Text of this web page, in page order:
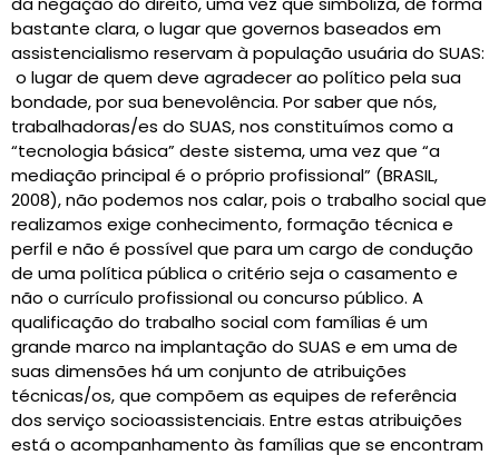
bastante clara, o lugar que governos baseados em
assistencialismo reservam à população usuária do SUAS:
o lugar de quem deve agradecer ao político pela sua
bondade, por sua benevolência. Por saber que nós,
trabalhadoras/es do SUAS, nos constituímos como a
“tecnologia básica” deste sistema, uma vez que “a
mediação principal é o próprio profissional” (BRASIL,
2008), não podemos nos calar, pois o trabalho social que
realizamos exige conhecimento, formação técnica e
perfil e não é possível que para um cargo de condução
de uma política pública o critério seja o casamento e
não o currículo profissional ou concurso público. A
qualificação do trabalho social com famílias é um
grande marco na implantação do SUAS e em uma de
suas dimensões há um conjunto de atribuições
técnicas/os, que compõem as equipes de referência
dos serviço socioassistenciais. Entre estas atribuições
está o acompanhamento às famílias que se encontram